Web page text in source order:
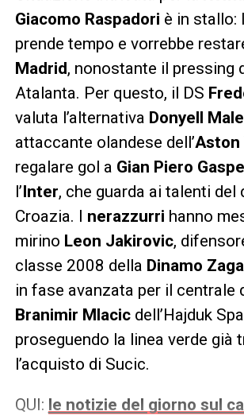
Giacomo Raspadori è in stallo:
prende tempo e vorrebbe
Madrid, nonostante il pressing
Atalanta. Per questo, il DS
valuta l’alternativa Donyell
attaccante olandese dell’Aston
regalare gol a Gian Piero
l’Inter, che guarda ai talenti del
Croazia. I nerazzurri hanno
mirino Leon Jakirovic,
classe 2008 della Dinamo
in fase avanzata per il centrale
Branimir Mlacicdell’Hajduk
proseguendo la linea verde già
l’acquisto di Sucic.
QUI: le notizie del giorno sul